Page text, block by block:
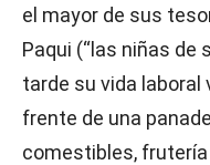
el mayor de sus
Paqui (“las niñas de
tarde su vida laboral
frente de una
comestibles,